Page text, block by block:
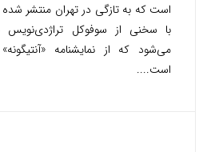
است که به تازگی در تهران منتشر
با سخنی از سوفوکل تراژدی‌نویس
می‌شود که از نمایشنامه
است....